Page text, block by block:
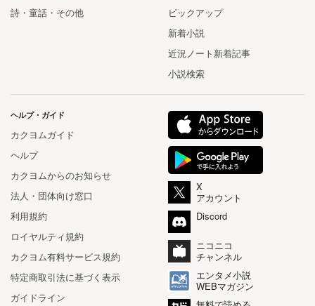
詩・童話・その他
ピックアップ
新着小説
近況ノート新着記事
小説検索
ヘルプ・ガイド
カクヨムガイド
ヘルプ
カクヨムからのお知らせ
法人・団体向け窓口
利用規約
ロイヤルティ規約
カクヨム有料サービス規約
特定商取引法に基づく表示
ガイドライン
X
アカウント
Discord
ニコニコ
チャンネル
エンタメ小説
WEBマガジン